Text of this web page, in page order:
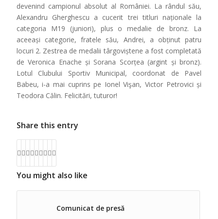
devenind campionul absolut al României. La rândul său,
Alexandru Gherghescu a cucerit trei titluri naționale la
categoria M19 (juniori), plus o medalie de bronz. La
aceeași categorie, fratele său, Andrei, a obținut patru
locuri 2. Zestrea de medalii târgoviștene a fost completată
de Veronica Enache și Sorana Scorțea (argint și bronz).
Lotul Clubului Sportiv Municipal, coordonat de Pavel
Babeu, i-a mai cuprins pe Ionel Vişan, Victor Petrovici și
Teodora Călin. Felicitări, tuturor!
Share this entry
You might also like
Comunicat de presă